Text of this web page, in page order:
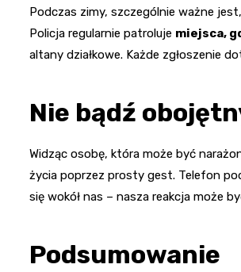
Podczas zimy, szczególnie ważne
Policja regularnie patroluje miejsca,
altany działkowe. Każde zgłoszenie
Nie bądź
Widząc osobę, która może być
życia poprzez prosty gest. Telefon
się wokół nas – nasza reakcja może
Podsumowanie